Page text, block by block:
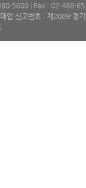
5600 | Fax : 02-486-
업 신고번호 : 제2009-경